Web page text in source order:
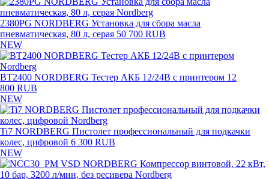
2380PG NORDBERG Установка для сбора масла
пневматическая, 80 л, серая 50 700 RUB
NEW
BT2400 NORDBERG Тестер АКБ 12/24В с принтером 12
800 RUB
NEW
Ti7 NORDBERG Пистолет профессиональный для подкачки
колес, цифровой 6 300 RUB
NEW